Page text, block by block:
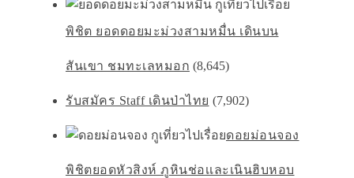
พิชิต ยอดดอยมะม่วงสามหมื่น เดินบน
สันเขา ชมทะเลหมอก (8,645)
รับสมัคร Staff เดินป่าไทย (7,902)
ดอยม่อนจอง
พิชิตยอดหัวสิงห์ ภูหินช่อเเละเนินฮิบหอบ